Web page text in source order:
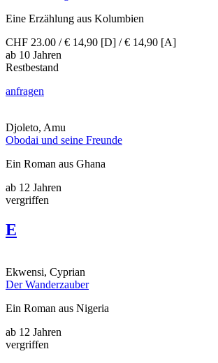
Eine Erzählung aus Kolumbien
CHF 23.00 / € 14,90 [D] / € 14,90 [A]
ab 10 Jahren
Restbestand
anfragen
Djoleto, Amu
Obodai und seine Freunde
Ein Roman aus Ghana
ab 12 Jahren
vergriffen
E
Ekwensi, Cyprian
Der Wanderzauber
Ein Roman aus Nigeria
ab 12 Jahren
vergriffen